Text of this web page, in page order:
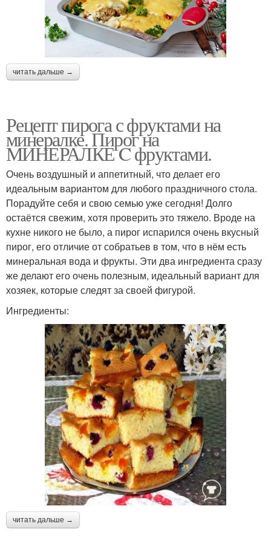
читать дальше →
Рецепт пирога с фруктами на
минералке. Пирог на
МИНЕРАЛКЕ C фруктами.
Очень воздушный и аппетитный, что делает его
идеальным вариантом для любого праздничного стола.
Порадуйте себя и свою семью уже сегодня! Долго
остаётся свежим, хотя проверить это тяжело. Вроде на
кухне никого не было, а пирог испарился очень вкусный
пирог, его отличие от собратьев в том, что в нём есть
минеральная вода и фрукты. Эти два ингредиента сразу
же делают его очень полезным, идеальный вариант для
хозяек, которые следят за своей фигурой.
Ингредиенты:
читать дальше →